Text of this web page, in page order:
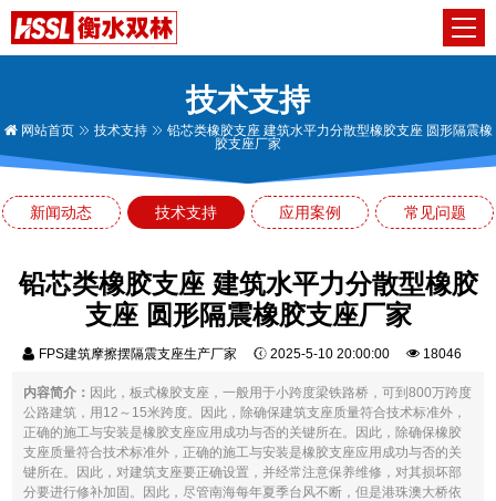
技术支持
网站首页 技术支持
铅芯类橡胶支座 建筑水平力分散型橡胶支座 圆形隔震橡
胶支座厂家
新闻动态 技术支持 应用案例 常见问题
铅芯类橡胶支座 建筑水平力分散型橡胶
支座 圆形隔震橡胶支座厂家
FPS建筑摩擦摆隔震支座生产厂家 2025-5-10 20:00:00 18046
内容简介： 因此，板式橡胶支座，一般用于小跨度梁铁路桥，可到800万跨度
公路建筑，用12～15米跨度。因此，除确保建筑支座质量符合技术标准外，
正确的施工与安装是橡胶支座应用成功与否的关键所在。因此，除确保橡胶
支座质量符合技术标准外，正确的施工与安装是橡胶支座应用成功与否的关
键所在。因此，对建筑支座要正确设置，并经常注意保养维修，对其损坏部
分要进行修补加固。因此，尽管南海每年夏季台风不断，但是港珠澳大桥依